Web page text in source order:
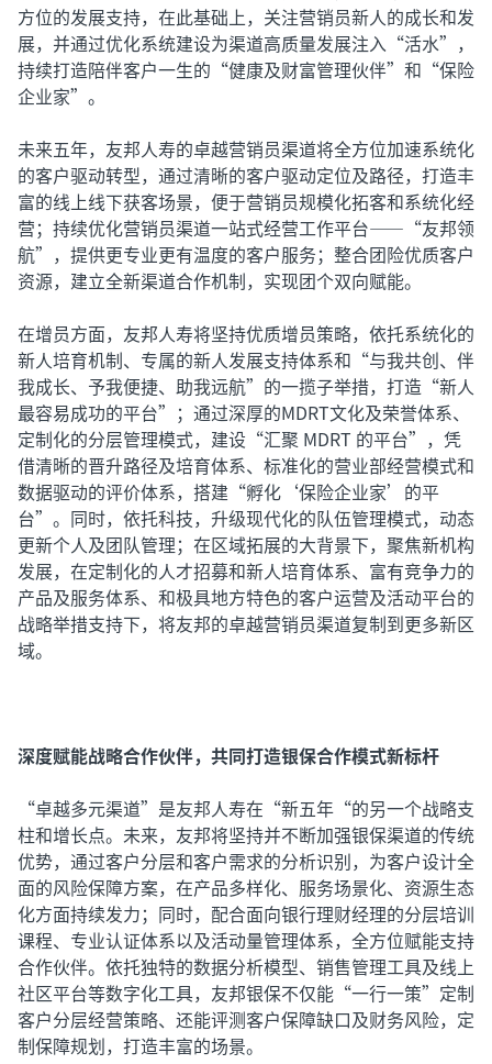
方位的发展支持，在此基础上，关注营销员新人的成长和发
展，并通过优化系统建设为渠道高质量发展注入“活水”，
持续打造陪伴客户一生的“健康及财富管理伙伴”和“保险
企业家”。
未来五年，友邦人寿的卓越营销员渠道将全方位加速系统化
的客户驱动转型，通过清晰的客户驱动定位及路径，打造丰
富的线上线下获客场景，便于营销员规模化拓客和系统化经
营；持续优化营销员渠道一站式经营工作平台——“友邦领
航”，提供更专业更有温度的客户服务；整合团险优质客户
资源，建立全新渠道合作机制，实现团个双向赋能。
在增员方面，友邦人寿将坚持优质增员策略，依托系统化的
新人培育机制、专属的新人发展支持体系和“与我共创、伴
我成长、予我便捷、助我远航”的一揽子举措，打造“新人
最容易成功的平台”；通过深厚的MDRT文化及荣誉体系、
定制化的分层管理模式，建设“汇聚 MDRT 的平台”，凭
借清晰的晋升路径及培育体系、标准化的营业部经营模式和
数据驱动的评价体系，搭建“孵化‘保险企业家’的平
台”。同时，依托科技，升级现代化的队伍管理模式，动态
更新个人及团队管理；在区域拓展的大背景下，聚焦新机构
发展，在定制化的人才招募和新人培育体系、富有竞争力的
产品及服务体系、和极具地方特色的客户运营及活动平台的
战略举措支持下，将友邦的卓越营销员渠道复制到更多新区
域。
深度赋能战略合作伙伴，共同打造银保合作模式新标杆
“卓越多元渠道”是友邦人寿在“新五年“的另一个战略支
柱和增长点。未来，友邦将坚持并不断加强银保渠道的传统
优势，通过客户分层和客户需求的分析识别，为客户设计全
面的风险保障方案，在产品多样化、服务场景化、资源生态
化方面持续发力；同时，配合面向银行理财经理的分层培训
课程、专业认证体系以及活动量管理体系，全方位赋能支持
合作伙伴。依托独特的数据分析模型、销售管理工具及线上
社区平台等数字化工具，友邦银保不仅能“一行一策”定制
客户分层经营策略、还能评测客户保障缺口及财务风险，定
制保障规划，打造丰富的场景。